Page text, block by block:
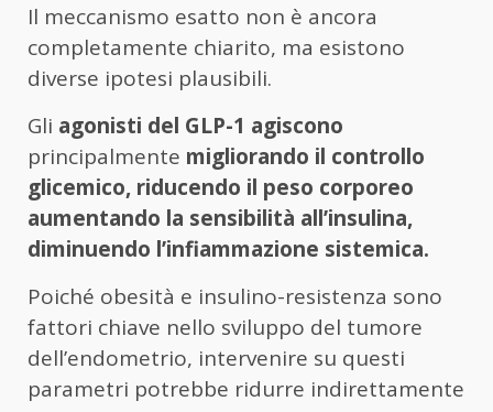
Il meccanismo esatto non è ancora
completamente chiarito, ma esistono
diverse ipotesi plausibili.
Gli agonisti del GLP-1 agiscono
principalmente migliorando il controllo
glicemico, riducendo il peso corporeo
aumentando la sensibilità all’insulina,
diminuendo l’infiammazione sistemica.
Poiché obesità e insulino-resistenza sono
fattori chiave nello sviluppo del tumore
dell’endometrio, intervenire su questi
parametri potrebbe ridurre indirettamente